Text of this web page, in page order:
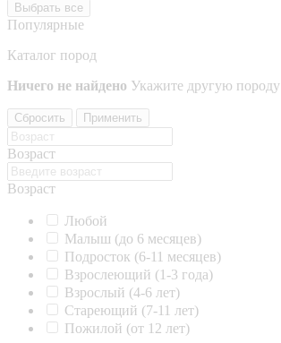
Выбрать все
Популярные
Каталог пород
Ничего не найдено Укажите другую породу
Сбросить Применить
Возраст
Возраст
Любой
Малыш (до 6 месяцев)
Подросток (6-11 месяцев)
Взрослеющий (1-3 года)
Взрослый (4-6 лет)
Стареющий (7-11 лет)
Пожилой (от 12 лет)